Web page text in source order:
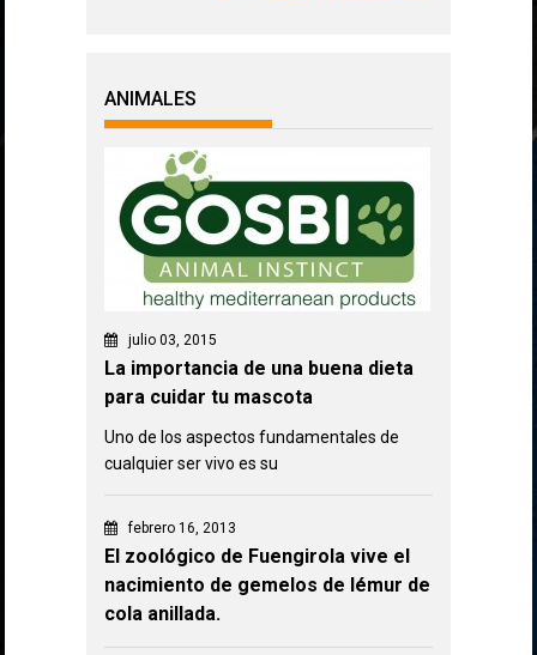
ANIMALES
julio 03, 2015
La importancia de una buena dieta
para cuidar tu mascota
Uno de los aspectos fundamentales de
cualquier ser vivo es su
febrero 16, 2013
El zoológico de Fuengirola vive el
nacimiento de gemelos de lémur de
cola anillada.